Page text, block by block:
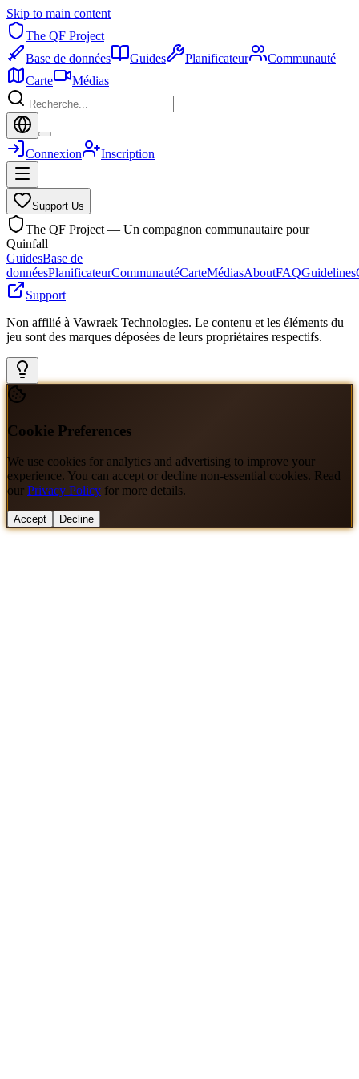
Skip to main content
The QF Project
Base de données
Guides Planificateur
Communauté
Carte
Médias
Connexion Inscription
Support Us
The QF Project — Un compagnon communautaire pour
Quinfall
GuidesBase de
donnéesPlanificateurCommunautéCarteMédiasAboutFAQGuidelines
Support
Non affilié à Vawraek Technologies. Le contenu et les éléments du
jeu sont des marques déposées de leurs propriétaires respectifs.
Cookie Preferences
We use cookies for analytics and advertising to improve your
experience. You can accept or decline non-essential cookies. Read
our Privacy Policy for more details.
Accept Decline